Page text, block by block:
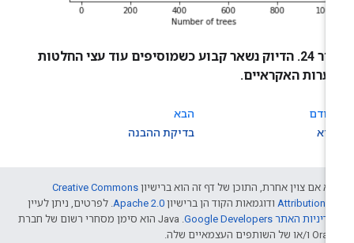
איור 24. הדיוק נשאר קבוע כשמוסיפים עוד עצי החלטות
האקראיים.
הבא
בדיקת ההבנה
אם צוין אחרת, התוכן של דף זה הוא ברישיוןCreative Commons
Attributionודוגמאות הקוד הן ברישיוןApache 2.0. לפרטים, ניתן לעיין
מדיניות האתר Google Developers‏
.‏ Java הוא סימן מסחרי רשום של חברת